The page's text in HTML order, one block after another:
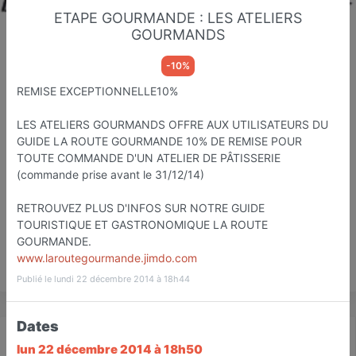
La Route...03
Etapes Touristiqu et Gastronomiq
Favori Contacter
Actualité
ETAPE GOURMANDE : LES ATELIERS
GOURMANDS
-10%
REMISE EXCEPTIONNELLE10%
LES ATELIERS GOURMANDS OFFRE AUX UTILISATEURS DU
GUIDE LA ROUTE GOURMANDE 10% DE REMISE POUR
TOUTE COMMANDE D'UN ATELIER DE PÂTISSERIE
(commande prise avant le 31/12/14)
RETROUVEZ PLUS D'INFOS SUR NOTRE GUIDE
TOURISTIQUE ET GASTRONOMIQUE LA ROUTE
GOURMANDE.
www.laroutegourmande.jimdo.com
Publié le lundi 22 décembre 2014 à 18h44
Dates
lun 22 décembre 2014 à 18h50